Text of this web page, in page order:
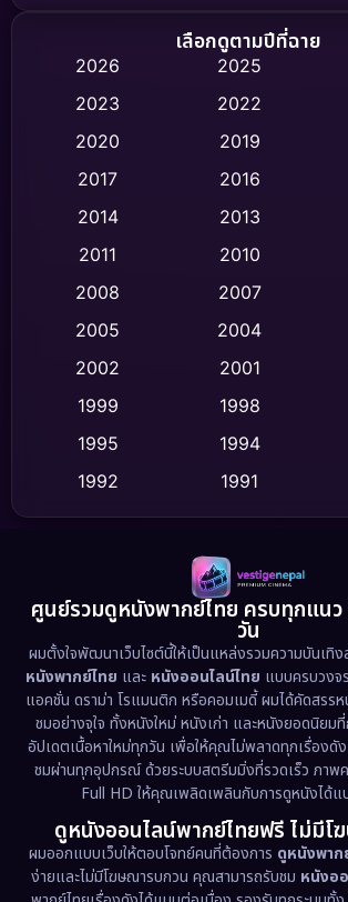
Biography ชีวิตจริง
Classic หนังคลาสสิก
Comedy ตลก
Crime อาชญากรรม
Cult Film
Dance เต้น
Detective สืบสวน
Disaster
Disney+
Documentary สารคดี
Drama ดราม่า
Dystopian
Emotional
เลือกดูตามปีที่ฉาย
2026 2025
2023
2022
2020
2019
2017
2016
2014
2013
2011
2010
2008
2007
2005
2004
2002
2001
1999
1998
1995
1994
1992
1991
1989
1988
1983
1978
1962
ศูนย์รวมดูหนังพากย์ไทย ครบทุกแนว
วัน
ผมตั้งใจพัฒนาเว็บไซต์นี้ให้เป็นแหล่งรวมความบันเทิ
หนังพากย์ไทย และ หนังออนไลน์ไทย แบบครบวงจ
แอคชั่น ดราม่า โรแมนติก หรือคอมเมดี้ ผมได้คัดสรร
ชมอย่างจุใจ ทั้งหนังใหม่ หนังเก่า และหนังยอดนิยม
อัปเดตเนื้อหาใหม่ทุกวัน เพื่อให้คุณไม่พลาดทุกเรื่องดั
ชมผ่านทุกอุปกรณ์ ด้วยระบบสตรีมมิ่งที่รวดเร็ว ภาพ
Full HD ให้คุณเพลิดเพลินกับการดูหนังได้แ
ดูหนังออนไลน์พากย์ไทยฟรี ไม่มีโ
ผมออกแบบเว็บให้ตอบโจทย์คนที่ต้องการ ดูหนังพาก
ง่ายและไม่มีโฆษณารบกวน คุณสามารถรับชม หนังอ